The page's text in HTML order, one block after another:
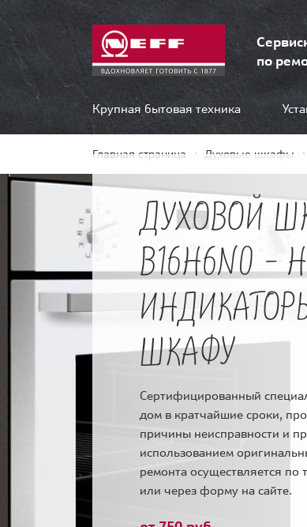
по
Крупная бытовая техника
Главная страница Духовые шкафы
ДУХОВОЙ
B16H6N0 -
ШКАФУ
Сертифицированный
дом в кратчайшие сроки,
причины неисправности и
использованием
ремонта осуществляется по
или через форму на сайте.